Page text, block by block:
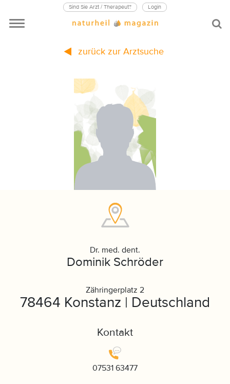
Sind Sie Arzt / Therapeut? Login
zurück zur Arztsuche
Dr. med. dent.
Dominik Schröder
Zähringerplatz 2
78464 Konstanz | Deutschland
Kontakt
07531 63477